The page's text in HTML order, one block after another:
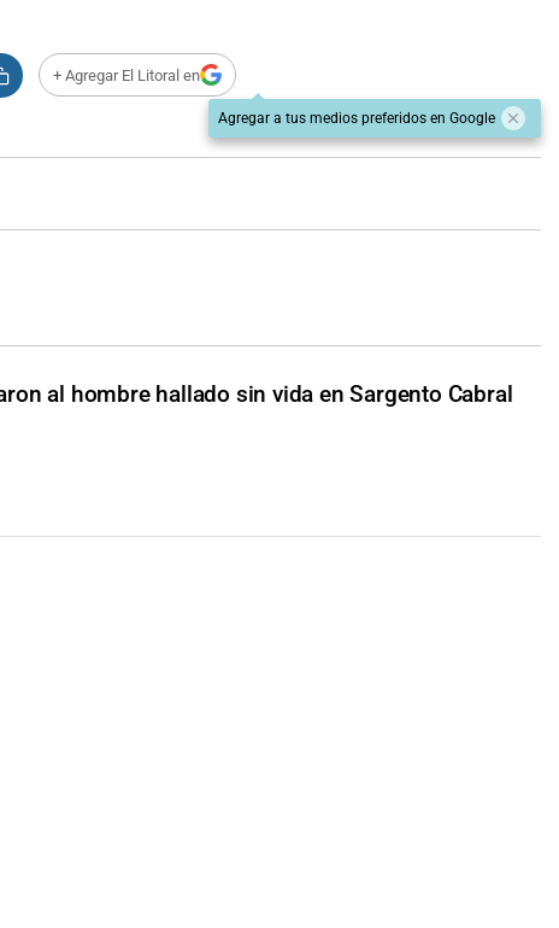
+ Agregar El Litoral en
Agregar a tus medios preferidos en Google
al hombre hallado sin vida en Sargento Cabral